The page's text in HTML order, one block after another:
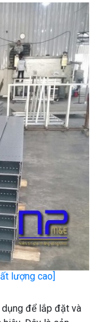
lượng cao]
để lắp đặt và